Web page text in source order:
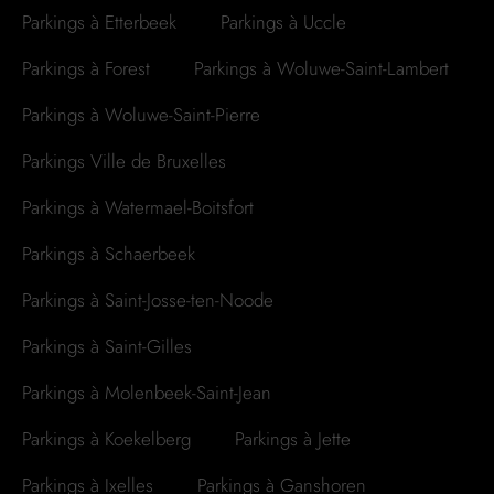
Parkings à Etterbeek
Parkings à Uccle
Parkings à Forest
Parkings à Woluwe-Saint-Lambert
Parkings à Woluwe-Saint-Pierre
Parkings Ville de Bruxelles
Parkings à Watermael-Boitsfort
Parkings à Schaerbeek
Parkings à Saint-Josse-ten-Noode
Parkings à Saint-Gilles
Parkings à Molenbeek-Saint-Jean
Parkings à Koekelberg
Parkings à Jette
Parkings à Ixelles
Parkings à Ganshoren